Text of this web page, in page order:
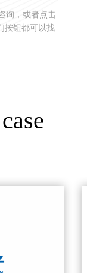
询，或者点击
按钮都可以找